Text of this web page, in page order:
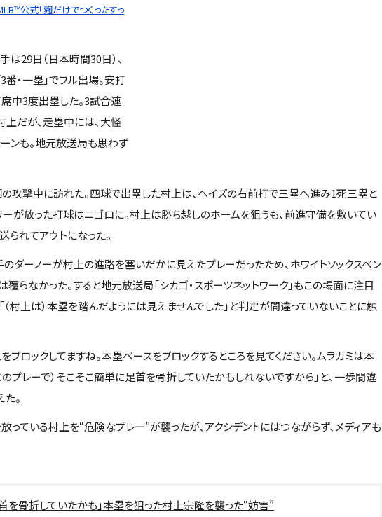
公式「麹だけでつくったすっ
29日（日本時間30日）、
・一塁」でフル出場。安打
中3度出塁した。3試合連
だが、走塁中には、大怪
ンも。地元放送局も思わず
攻撃中に訪れた。四球で出塁した村上は、ヘイズの右前打で三塁へ進み1死三塁と
ーが放った打球はニゴロに。村上は勝ち越しのホームを狙うも、前進守備を敷いてい
れてアウトになった。
ダーノーが村上の進路を塞いだかに見えたプレーだったため、ホワイトソックスベン
らなかった。すると地元放送局「シカゴ・スポーツネットワーク」もこの場面に注目
（村上は）本塁を踏んだようには見えませんでした」と判定が間違っていないことに触
ブロックしてますね。本塁ベースをブロックするところを見てください。ムラカミは本
のプレーで）そこそこ簡単に足首を骨折していたかもしれないですから」と、一歩間違
。
ている村上を“危険なプレー”が襲ったが、アクシデントにはつながらず、メディアも
首を骨折していたかも」本塁を狙った村上宗隆を襲った“妨害”